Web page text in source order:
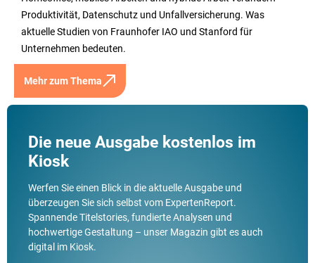
Produktivität, Datenschutz und Unfallversicherung. Was
aktuelle Studien von Fraunhofer IAO und Stanford für
Unternehmen bedeuten.
Mehr zum Thema
Die neue Ausgabe kostenlos im
Kiosk
Werfen Sie einen Blick in die aktuelle Ausgabe und
überzeugen Sie sich selbst vom ExpertenReport.
Spannende Titelstories, fundierte Analysen und
hochwertige Gestaltung – unser Magazin gibt es auch
digital im Kiosk.